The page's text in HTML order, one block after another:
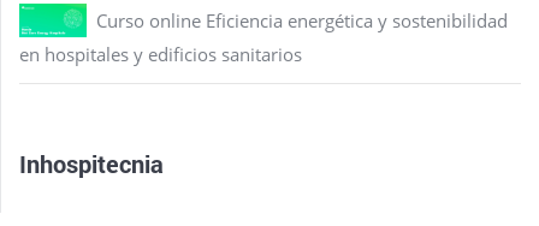
Curso online Eficiencia energética y sostenibilidad
en hospitales y edificios sanitarios
Inhospitecnia